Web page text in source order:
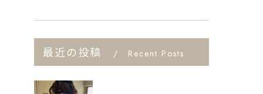
最近の投稿 Recent Posts